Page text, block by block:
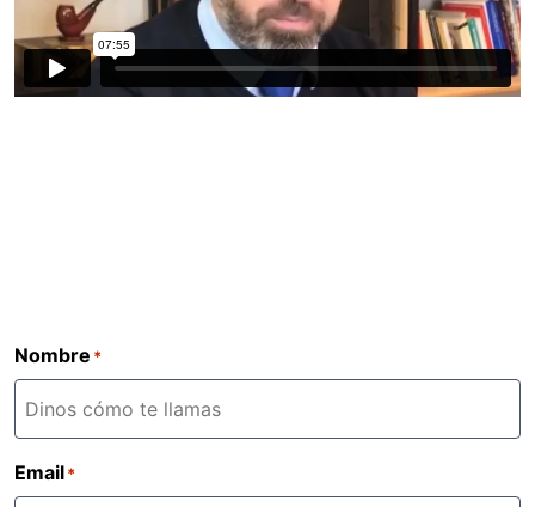
Nombre *
Email*